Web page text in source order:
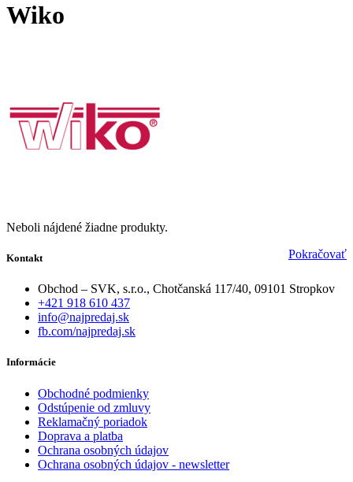
Wiko
Neboli nájdené žiadne produkty.
Pokračovať
Kontakt
Obchod – SVK, s.r.o., Chotčanská 117/40, 09101 Stropkov
+421 918 610 437
info@najpredaj.sk
fb.com/najpredaj.sk
Informácie
Obchodné podmienky
Odstúpenie od zmluvy
Reklamačný poriadok
Doprava a platba
Ochrana osobných údajov
Ochrana osobných údajov - newsletter